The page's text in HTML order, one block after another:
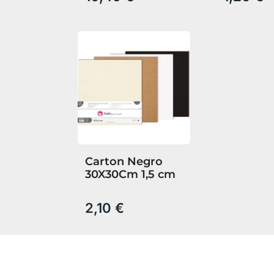
Carton Negro
30X30Cm 1,5 cm
2,10 €